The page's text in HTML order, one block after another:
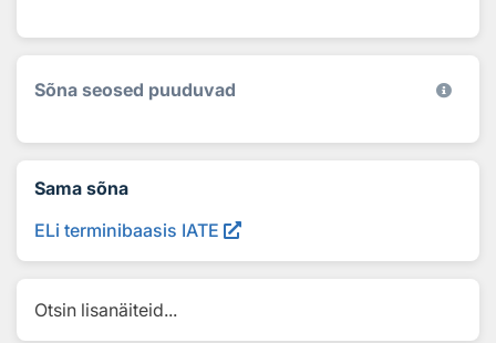
Sõna seosed puuduvad
Sama sõna
ELi terminibaasis IATE
Otsin lisanäiteid...